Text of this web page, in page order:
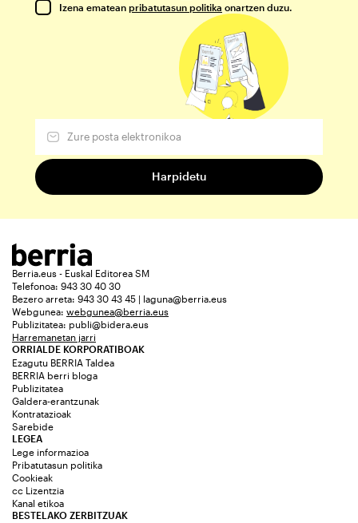
Izena ematean pribatutasun politika onartzen duzu.
Berria.eus - Euskal Editorea SM
Telefonoa: 943 30 40 30
Bezero arreta: 943 30 43 45 | laguna@berria.eus
Webgunea: webgunea@berria.eus
Publizitatea: publi@bidera.eus
Harremanetan jarri
ORRIALDE KORPORATIBOAK
Ezagutu BERRIA Taldea
BERRIA berri bloga
Publizitatea
Galdera-erantzunak
Kontratazioak
Sarebide
LEGEA
Lege informazioa
Pribatutasun politika
Cookieak
cc Lizentzia
Kanal etikoa
BESTELAKO ZERBITZUAK